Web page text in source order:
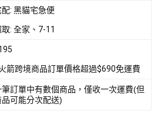
配: 黑貓宅急便
: 全家、7-11
箭跨境商品訂單價格超過$690免運費
筆訂單中有數個商品，僅收一次運費(但
品可能分次配送)